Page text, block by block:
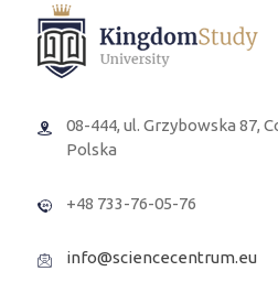
08-444, ul. Grzybowska 87,
Polska
+48 733-76-05-76
info@sciencecentrum.eu